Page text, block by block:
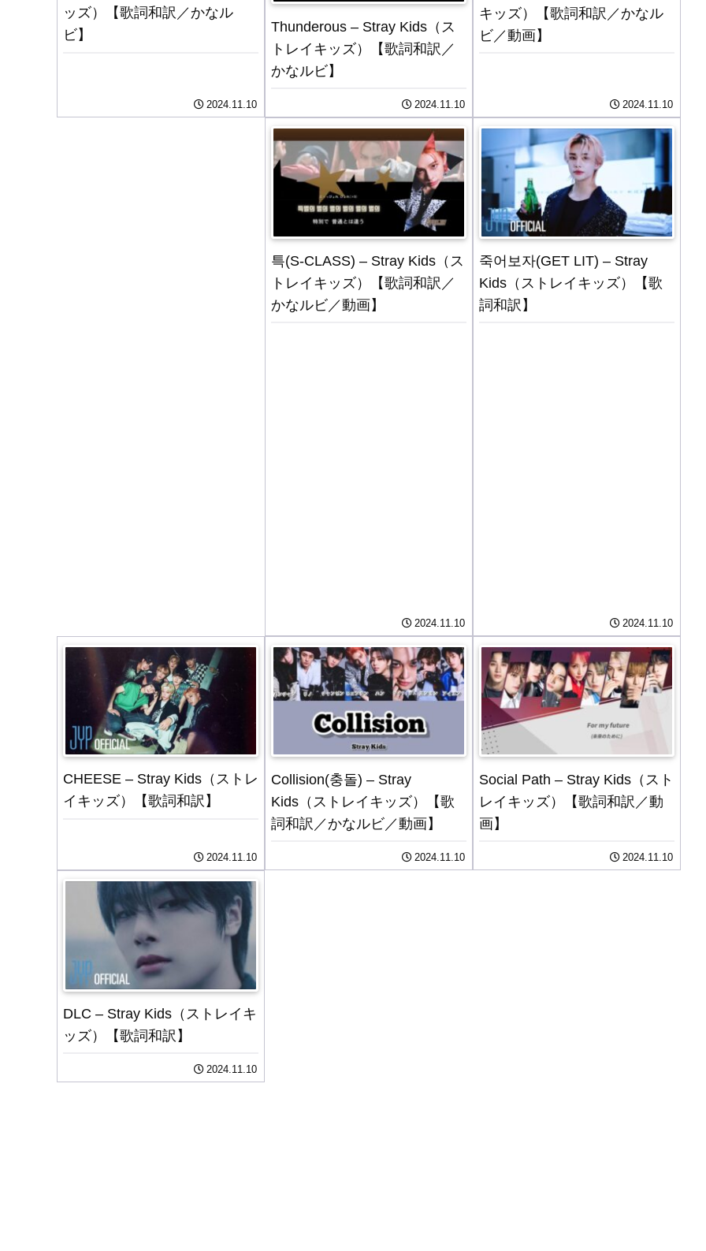
ッズ）【歌詞和訳／かなル
ビ】
2024.11.10
Thunderous – Stray Kids（ス
トレイキッズ）【歌詞和訳／
かなルビ】
2024.11.10
キッズ）【歌詞和訳／かなル
ビ／動画】
2024.11.10
특(S-CLASS) – Stray Kids（ス
トレイキッズ）【歌詞和訳／
かなルビ／動画】
2024.11.10
죽어보자(GET LIT) – Stray
Kids（ストレイキッズ）【歌
詞和訳】
2024.11.10
CHEESE – Stray Kids（ストレ
イキッズ）【歌詞和訳】
2024.11.10
Collision(충돌) – Stray
Kids（ストレイキッズ）【歌
詞和訳／かなルビ／動画】
2024.11.10
Social Path – Stray Kids（スト
レイキッズ）【歌詞和訳／動
画】
2024.11.10
DLC – Stray Kids（ストレイキ
ッズ）【歌詞和訳】
2024.11.10